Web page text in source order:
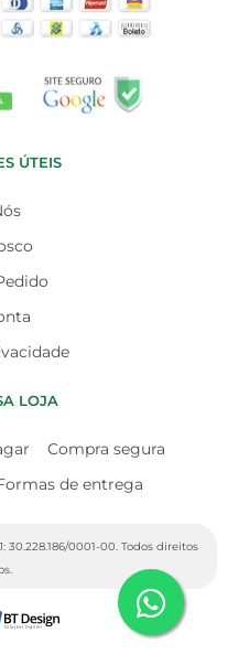
ÚTEIS
LOJA
Compra segura
de entrega
30.228.186/0001-00. Todos direitos